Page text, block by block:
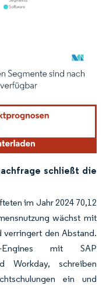
Namensnennung
schließt die
im Jahr 2024 70,12
wächst mit
verringert den Abstand.
Engines mit SAP
Workday, schreiben
ein und